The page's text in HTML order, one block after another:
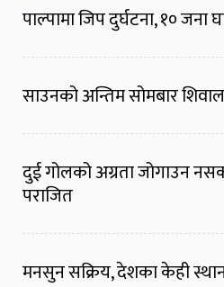
पाल्पामा जिप दुर्घटना, १० जना
साउनको अन्तिम सोमबार
दुई गोलको अग्रता जोगाउन
पराजित
मनसुन सक्रिय, देशका केही